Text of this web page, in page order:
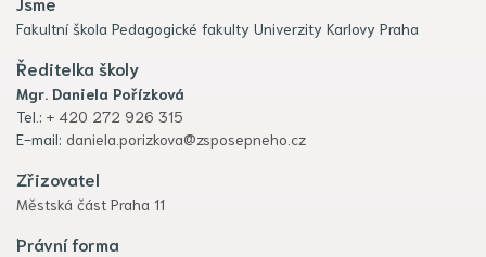
Fakultní škola Pedagogické fakulty Univerzity Karlovy Praha
Ředitelka školy
Mgr. Daniela Pořízková
Tel.: + 420 272 926 315
E-mail: daniela.porizkova@zsposepneho.cz
Zřizovatel
Městská část Praha 11
Právní forma